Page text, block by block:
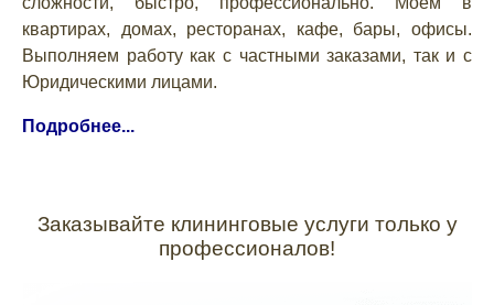
квартирах, домах, ресторанах, кафе, бары, офисы.
Выполняем работу как с частными заказами, так и с
Юридическими лицами.
Подробнее...
Заказывайте клининговые услуги только у
профессионалов!